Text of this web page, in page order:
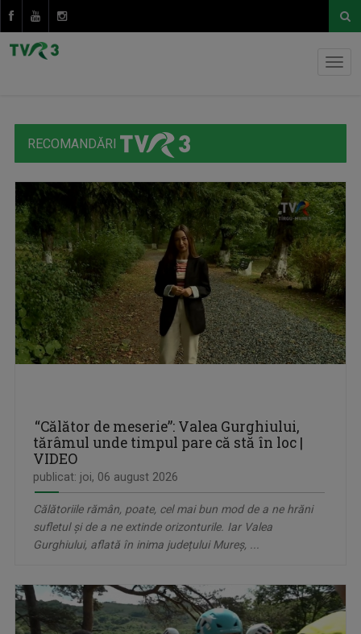
RECOMANDĂRI
“Călător de meserie”: Valea Gurghiului,
tărâmul unde timpul pare că stă în loc |
VIDEO
publicat: joi, 06 august 2026
Călătoriile rămân, poate, cel mai bun mod de a ne hrăni
sufletul și de a ne extinde orizonturile. Iar Valea
Gurghiului, aflată în inima județului Mureș, ...